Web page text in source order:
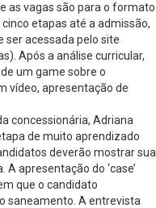
as vagas são para o formato
etapas até a admissão,
ser acessada pelo site
Após a análise curricular,
um game sobre o
vídeo, apresentação de
concessionária, Adriana
de muito aprendizado
deverão mostrar sua
apresentação do ‘case’
que o candidato
saneamento. A entrevista